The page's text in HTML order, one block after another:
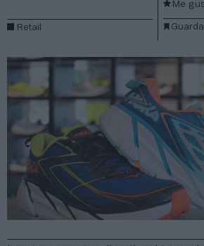
Retail
Me